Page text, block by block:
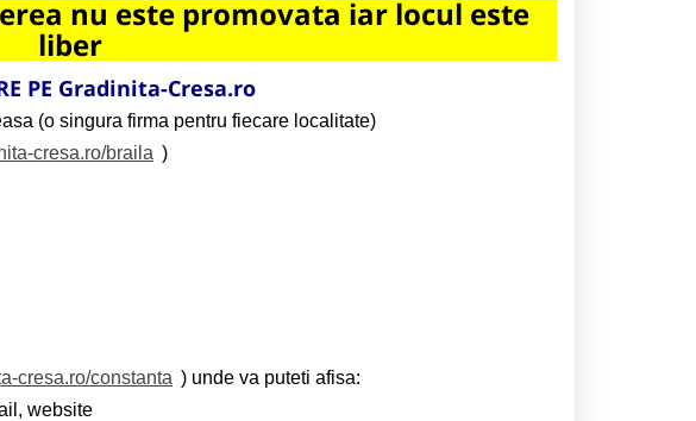
nu este promovata iar locul este
liber
PE Gradinita-Cresa.ro
(o singura firma pentru fiecare localitate)
cresa.ro/braila )
cresa.ro/constanta ) unde va puteti afisa:
website